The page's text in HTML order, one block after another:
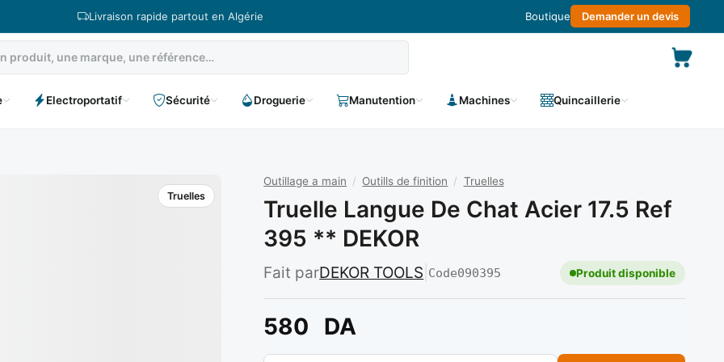
Livraison rapide partout en Algérie Boutique Demander un devis
Electroportatif Sécurité Droguerie Manutention Machines Quincaillerie
Truelles
Outillage a main / Outills de finition / Truelles
Truelle Langue De Chat Acier 17.5 Ref
395 ** DEKOR
Fait parDEKOR TOOLS Code090395 Produit disponible
580 DA